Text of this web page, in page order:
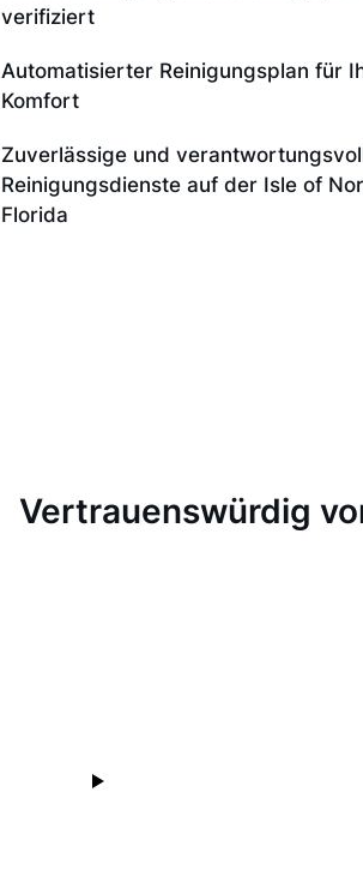
verifiziert
Automatisierter Reinigungsplan für
Komfort
Zuverlässige und
Reinigungsdienste auf der Isle of
Florida
Vertrauenswürdig